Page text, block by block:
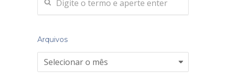
Arquivos
Arquivos